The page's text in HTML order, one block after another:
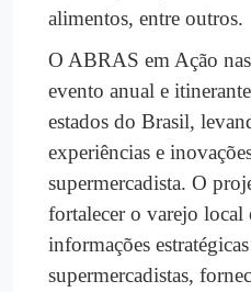
alimentos, entre outros.
O ABRAS em Ação
evento anual e
estados do Brasil,
experiências e
supermercadista. O
fortalecer o varejo local
informações
supermercadistas,